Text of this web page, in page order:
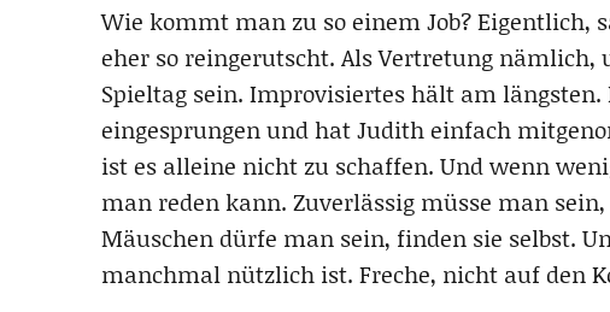
Wie kommt man zu so einem Job? Eigentlich,
eher so reingerutscht. Als Vertretung
Spieltag sein. Improvisiertes hält am
eingesprungen und hat Judith einfach
ist es alleine nicht zu schaffen. Und wenn
man reden kann. Zuverlässig müsse man
Mäuschen dürfe man sein, finden sie selbst.
manchmal nützlich ist. Freche, nicht auf den